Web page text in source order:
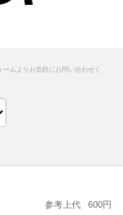
参考上代 600円